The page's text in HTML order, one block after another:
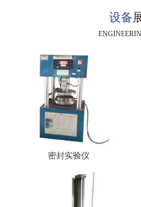
设备
密封实验仪